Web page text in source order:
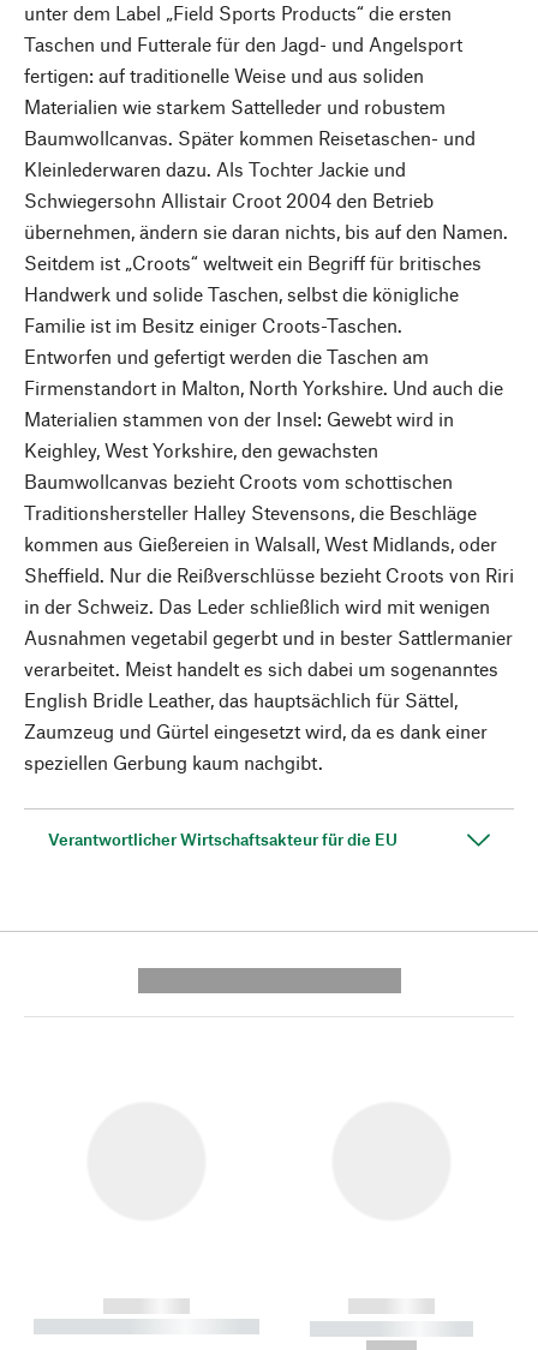
unter dem Label „Field Sports Products“ die ersten
Taschen und Futterale für den Jagd- und Angelsport
fertigen: auf traditionelle Weise und aus soliden
Materialien wie starkem Sattelleder und robustem
Baumwollcanvas. Später kommen Reisetaschen- und
Kleinlederwaren dazu. Als Tochter Jackie und
Schwiegersohn Allistair Croot 2004 den Betrieb
übernehmen, ändern sie daran nichts, bis auf den Namen.
Seitdem ist „Croots“ weltweit ein Begriff für britisches
Handwerk und solide Taschen, selbst die königliche
Familie ist im Besitz einiger Croots-Taschen.
Entworfen und gefertigt werden die Taschen am
Firmenstandort in Malton, North Yorkshire. Und auch die
Materialien stammen von der Insel: Gewebt wird in
Keighley, West Yorkshire, den gewachsten
Baumwollcanvas bezieht Croots vom schottischen
Traditionshersteller Halley Stevensons, die Beschläge
kommen aus Gießereien in Walsall, West Midlands, oder
Sheffield. Nur die Reißverschlüsse bezieht Croots von Riri
in der Schweiz. Das Leder schließlich wird mit wenigen
Ausnahmen vegetabil gegerbt und in bester Sattlermanier
verarbeitet. Meist handelt es sich dabei um sogenanntes
English Bridle Leather, das hauptsächlich für Sättel,
Zaumzeug und Gürtel eingesetzt wird, da es dank einer
speziellen Gerbung kaum nachgibt.
Verantwortlicher Wirtschaftsakteur für die EU
------------
----------- ----------- --------
------------
----------- -----------